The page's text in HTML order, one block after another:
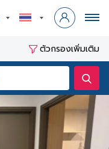
ตัวกรองเพิ่มเติม